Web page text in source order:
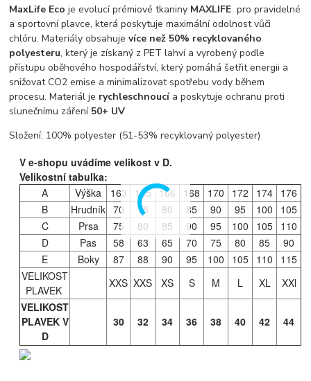
MaxLife Eco je evolucí prémiové tkaniny MAXLIFEpro pravidelné
a sportovní plavce, která poskytuje maximální odolnost vůči
chlóru. Materiály obsahuje více než 50% recyklovaného
polyesteru, který je získaný z PET lahví a vyrobený podle
přístupu oběhového hospodářství, který pomáhá šetřit energii a
snižovat CO2 emise a minimalizovat spotřebu vody během
procesu. Materiál je rychleschnoucí a poskytuje ochranu proti
slunečnímu záření 50+ UV
Složení: 100% polyester (51-53% recyklovaný polyester)
V e-shopu uvádíme velikost v D.
Velikostní tabulka:
A
Výška 163 165 166 168 170 172 174 176
B
Hrudník 70 75 80 85 90 95 100
105
C
Prsa 75 80 85 90 95 100 105 110
D
Pas 58 63 65 70 75 80 85
90
E
Boky 87 88 90 95 100 105 110
115
VELIKOST
PLAVEK
XXS XXS XS S M L XL
XXl
VELIKOST
PLAVEK V
D
30 32 34 36 38 40 42 44